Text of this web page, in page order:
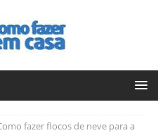
fazer flocos de neve para a